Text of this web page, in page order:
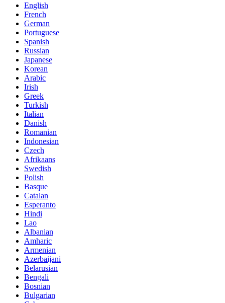
English
French
German
Portuguese
Spanish
Russian
Japanese
Korean
Arabic
Irish
Greek
Turkish
Italian
Danish
Romanian
Indonesian
Czech
Afrikaans
Swedish
Polish
Basque
Catalan
Esperanto
Hindi
Lao
Albanian
Amharic
Armenian
Azerbaijani
Belarusian
Bengali
Bosnian
Bulgarian